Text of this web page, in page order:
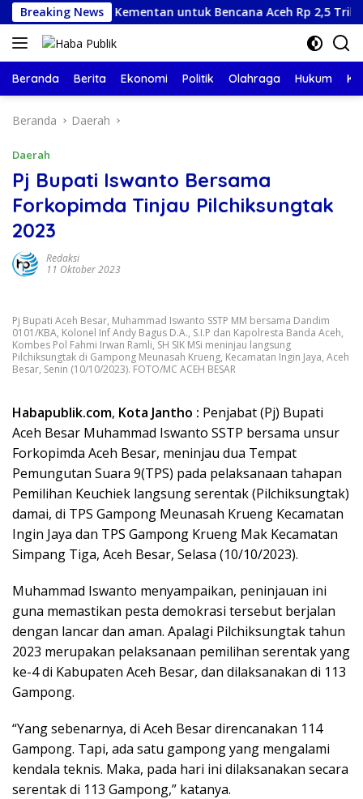
Langsung
ke
konten
Breaking News
Dana Kementan untuk Bencana Aceh Rp 2,5 Triliun,
Beranda Berita Ekonomi Politik Olahraga Hukum
Beranda Daerah
Daerah
Pj Bupati Iswanto Bersama
Forkopimda Tinjau Pilchiksungtak
2023
Redaksi
11 Oktober 2023
Pj Bupati Aceh Besar, Muhammad Iswanto SSTP MM bersama Dandim
0101/KBA, Kolonel Inf Andy Bagus D.A., S.I.P dan Kapolresta Banda Aceh,
Kombes Pol Fahmi Irwan Ramli, SH SIK MSi meninjau langsung
Pilchiksungtak di Gampong Meunasah Krueng, Kecamatan Ingin Jaya, Aceh
Besar, Senin (10/10/2023). FOTO/MC ACEH BESAR
Habapublik.com, Kota Jantho : Penjabat (Pj) Bupati
Aceh Besar Muhammad Iswanto SSTP bersama unsur
Forkopimda Aceh Besar, meninjau dua Tempat
Pemungutan Suara 9(TPS) pada pelaksanaan tahapan
Pemilihan Keuchiek langsung serentak (Pilchiksungtak)
damai, di TPS Gampong Meunasah Krueng Kecamatan
Ingin Jaya dan TPS Gampong Krueng Mak Kecamatan
Simpang Tiga, Aceh Besar, Selasa (10/10/2023).
Muhammad Iswanto menyampaikan, peninjauan ini
guna memastikan pesta demokrasi tersebut berjalan
dengan lancar dan aman. Apalagi Pilchiksungtak tahun
2023 merupakan pelaksanaan pemilihan serentak yang
ke-4 di Kabupaten Aceh Besar, dan dilaksanakan di 113
Gampong.
“Yang sebenarnya, di Aceh Besar direncanakan 114
Gampong. Tapi, ada satu gampong yang mengalami
kendala teknis. Maka, pada hari ini dilaksanakan secara
serentak di 113 Gampong,” katanya.